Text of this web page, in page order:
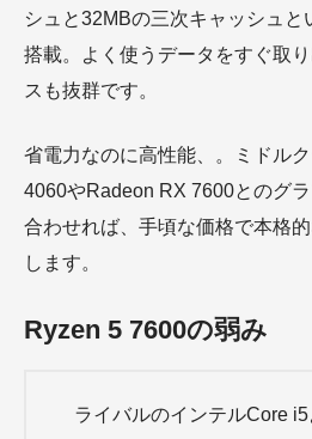
シュと32MBの三次キャッシュと
搭載。よく使うデータをすぐ取
スも抜群です。
省電力なのに高性能、。ミドル
4060やRadeon RX 7600とのグ
合わせれば、手頃な価格で本格
します。
Ryzen 5 7600の弱み
ライバルのインテルCore